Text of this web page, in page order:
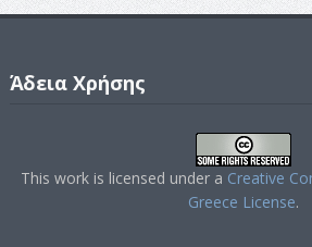
Άδεια Χρήσης
This work is licensed under a Creative
Greece License.